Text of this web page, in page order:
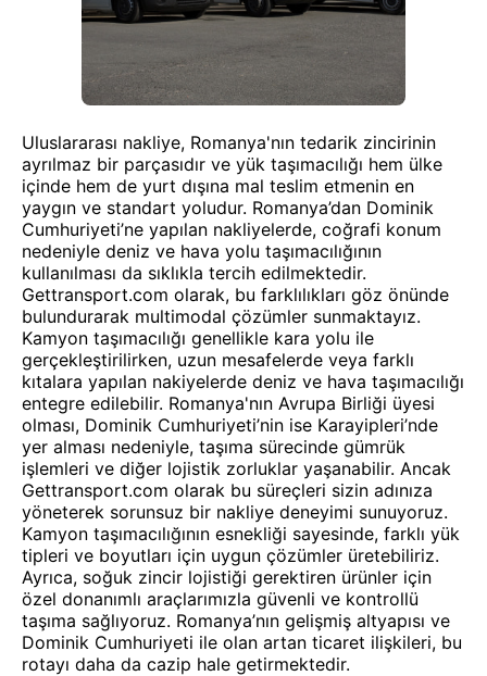
Uluslararası nakliye, Romanya'nın tedarik zincirinin
ayrılmaz bir parçasıdır ve yük taşımacılığı hem ülke
içinde hem de yurt dışına mal teslim etmenin en
yaygın ve standart yoludur. Romanya’dan Dominik
Cumhuriyeti’ne yapılan nakliyelerde, coğrafi konum
nedeniyle deniz ve hava yolu taşımacılığının
kullanılması da sıklıkla tercih edilmektedir.
Gettransport.com olarak, bu farklılıkları göz önünde
bulundurarak multimodal çözümler sunmaktayız.
Kamyon taşımacılığı genellikle kara yolu ile
gerçekleştirilirken, uzun mesafelerde veya farklı
kıtalara yapılan nakiyelerde deniz ve hava taşımacılığı
entegre edilebilir. Romanya'nın Avrupa Birliği üyesi
olması, Dominik Cumhuriyeti’nin ise Karayipleri’nde
yer alması nedeniyle, taşıma sürecinde gümrük
işlemleri ve diğer lojistik zorluklar yaşanabilir. Ancak
Gettransport.com olarak bu süreçleri sizin adınıza
yöneterek sorunsuz bir nakliye deneyimi sunuyoruz.
Kamyon taşımacılığının esnekliği sayesinde, farklı yük
tipleri ve boyutları için uygun çözümler üretebiliriz.
Ayrıca, soğuk zincir lojistiği gerektiren ürünler için
özel donanımlı araçlarımızla güvenli ve kontrollü
taşıma sağlıyoruz. Romanya’nın gelişmiş altyapısı ve
Dominik Cumhuriyeti ile olan artan ticaret ilişkileri, bu
rotayı daha da cazip hale getirmektedir.